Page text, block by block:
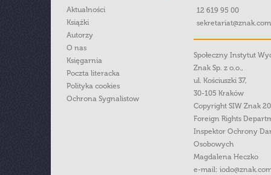
Aktualności
Książki
Autorzy
O nas
Księgarnia
Poczta literacka
Polityka cookies
Ochrona Sygnalistow
12 619 95 00
Społeczny Instytut
Znak Sp. z o.o.,
ul. Kościuszki 37,
30-105 Kraków
Copyright SIW Znak
Foreign Rights
Inspektor Ochrony
Osobowych
Magdalena Heczko
e-mail: